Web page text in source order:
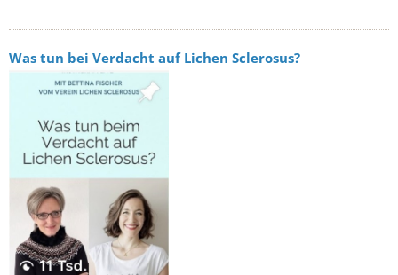
Was tun bei Verdacht auf Lichen Sclerosus?